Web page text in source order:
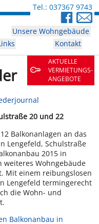
Tel.: 037367 9743
Unsere Wohngebäude
Kontakt
AKTUELLE
VERMIETUNGS­
ANGEBOTE
20 und 22
Balkonanlagen an das
Lengefeld, Schulstraße
2015 in
weiteres Wohngebäude
Mit einem reibungslosen
Lengefeld termingerecht
die Wohn- und
Balkonanbau in